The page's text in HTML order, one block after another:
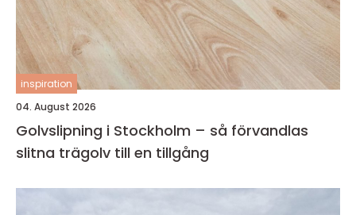
inspiration
04. August 2026
Golvslipning i Stockholm – så förvandlas
slitna trägolv till en tillgång